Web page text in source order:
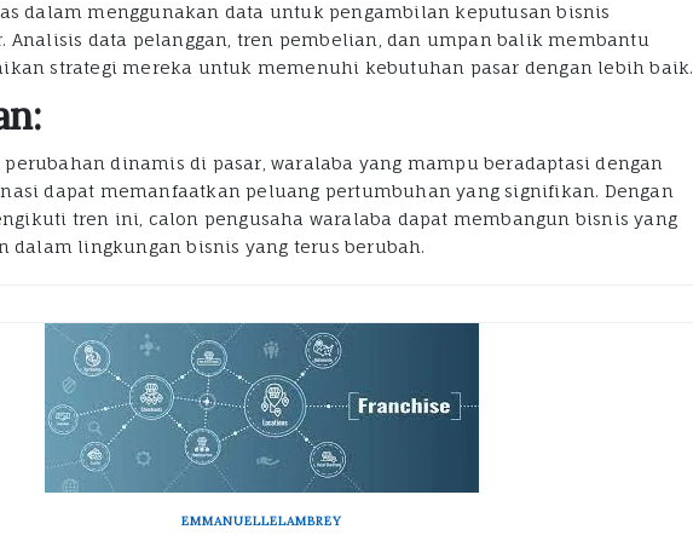
dalam menggunakan data untuk pengambilan keputusan bisnis
Analisis data pelanggan, tren pembelian, dan umpan balik membantu
strategi mereka untuk memenuhi kebutuhan pasar dengan lebih baik.
dinamis di pasar, waralaba yang mampu beradaptasi dengan
dapat memanfaatkan peluang pertumbuhan yang signifikan. Dengan
tren ini, calon pengusaha waralaba dapat membangun bisnis yang
dalam lingkungan bisnis yang terus berubah.
EMMANUELLELAMBREY